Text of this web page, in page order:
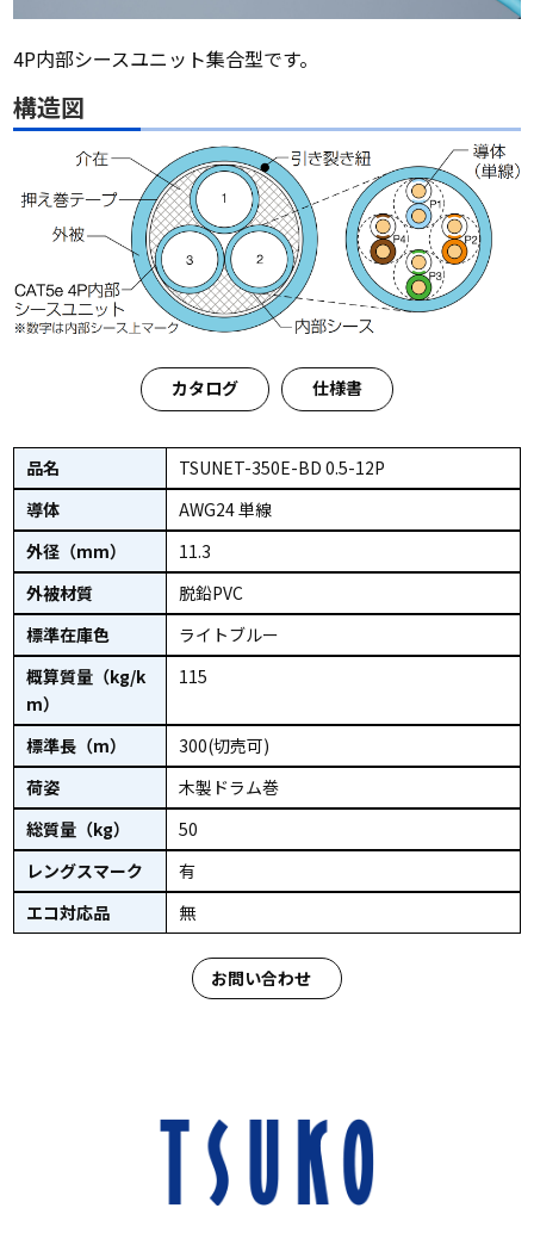
4P内部シースユニット集合型です。
構造図
カタログ 仕様書
品名
TSUNET-350E-BD 0.5-12P
導体
AWG24 単線
外径（mm）
11.3
外被材質
脱鉛PVC
標準在庫色
ライトブルー
概算質量（kg/k
m）
115
標準長（m）
300(切売可)
荷姿
木製ドラム巻
総質量（kg）
50
レングスマーク
有
エコ対応品
無
お問い合わせ